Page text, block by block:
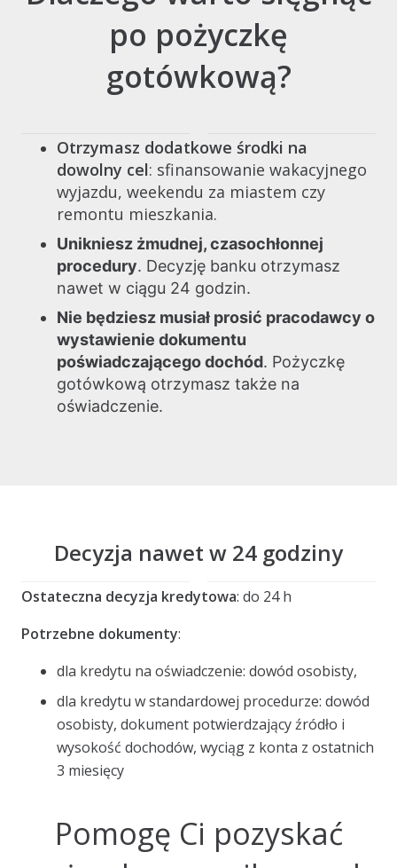
po pożyczkę
gotówkową?
Otrzymasz dodatkowe środki na
dowolny cel: sfinansowanie wakacyjnego
wyjazdu, weekendu za miastem czy
remontu mieszkania.
Unikniesz żmudnej, czasochłonnej
procedury. Decyzję banku otrzymasz
nawet w ciągu 24 godzin.
Nie będziesz musiał prosić pracodawcy o
wystawienie dokumentu
poświadczającego dochód. Pożyczkę
gotówkową otrzymasz także na
oświadczenie.
Decyzja nawet w 24 godziny
Ostateczna decyzja kredytowa: do 24 h
Potrzebne dokumenty:
dla kredytu na oświadczenie: dowód osobisty,
dla kredytu w standardowej procedurze: dowód
osobisty, dokument potwierdzający źródło i
wysokość dochodów, wyciąg z konta z ostatnich
3 miesięcy
Pomogę Ci pozyskać